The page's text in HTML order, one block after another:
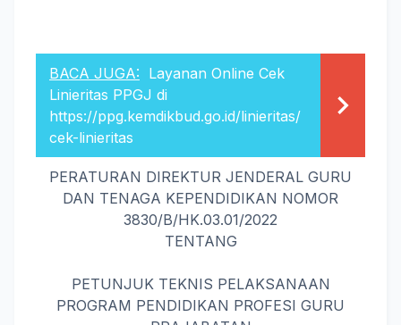
BACA JUGA: Layanan Online Cek
Linieritas PPGJ di
https://ppg.kemdikbud.go.id/linieritas/
cek-linieritas
PERATURAN DIREKTUR JENDERAL GURU
DAN TENAGA KEPENDIDIKAN NOMOR
3830/B/HK.03.01/2022
TENTANG
PETUNJUK TEKNIS PELAKSANAAN
PROGRAM PENDIDIKAN PROFESI GURU